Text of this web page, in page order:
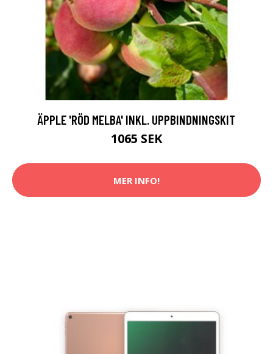
ÄPPLE 'RÖD MELBA' INKL. UPPBINDNINGSKIT
1065 SEK
MER INFO!